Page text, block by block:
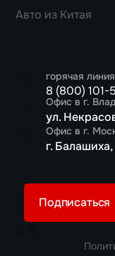
Авто из Китая
горячая
8 (800) 101-
Офис в г.
ул.
Офис в г.
г.
Подписаться